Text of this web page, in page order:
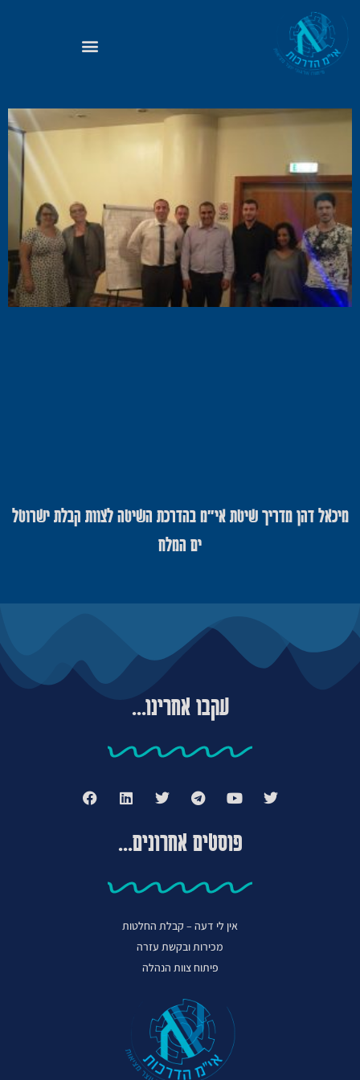
מיכאל דהן מדריך שיטת אי"מ בהדרכת השיטה לצוות קבלת ישרוטל
ים המלח
עקבו אחרינו...
פוסטים אחרונים...
אין לי דעה – קבלת החלטות
מכירות ובקשת עזרה
פיתוח צוות הנהלה